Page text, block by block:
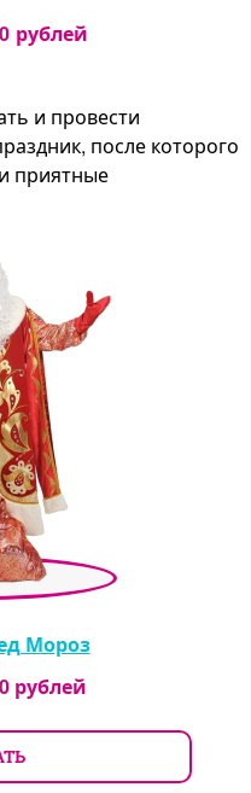
рублей
и провести
после которого
приятные
Мороз
рублей